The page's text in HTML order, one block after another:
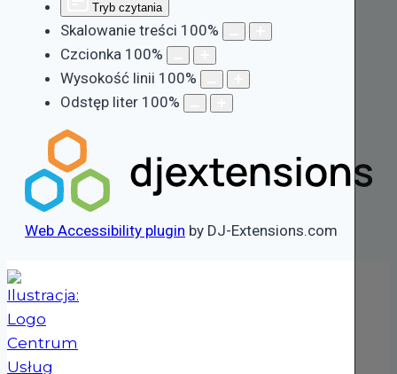
Tryb czytania
Skalowanie treści 100%
Czcionka 100%
Wysokość linii 100%
Odstęp liter 100%
Web Accessibility plugin by DJ-Extensions.com
Przejdź
do
treści